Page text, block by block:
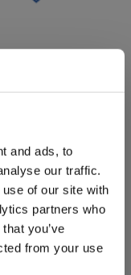
and ads, to
our traffic.
of our site with
partners who
you’ve
from your use
×
geleverd
een
daarom
Excl. btw
€25,05
Incl. btw